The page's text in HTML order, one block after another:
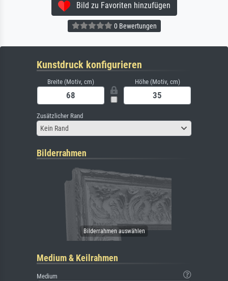
Bild zu Favoriten hinzufügen
0 Bewertungen
Kunstdruck konfigurieren
Breite (Motiv, cm) Höhe (Motiv, cm)
Zusätzlicher Rand
Kein Rand
Bilderrahmen
Medium & Keilrahmen
Medium